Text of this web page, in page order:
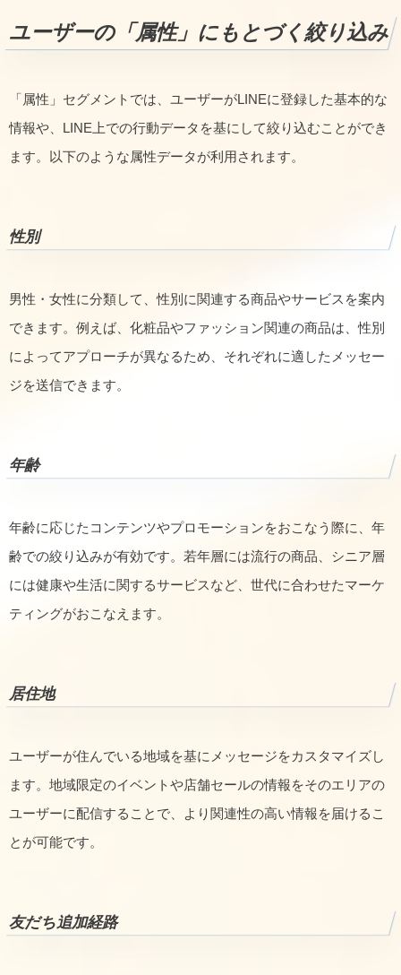
ユーザーの「属性」にもとづく絞り込み
「属性」セグメントでは、ユーザーがLINEに登録した基本的な
情報や、LINE上での行動データを基にして絞り込むことができ
ます。以下のような属性データが利用されます。
性別
男性・女性に分類して、性別に関連する商品やサービスを案内
できます。例えば、化粧品やファッション関連の商品は、性別
によってアプローチが異なるため、それぞれに適したメッセー
ジを送信できます。
年齢
年齢に応じたコンテンツやプロモーションをおこなう際に、年
齢での絞り込みが有効です。若年層には流行の商品、シニア層
には健康や生活に関するサービスなど、世代に合わせたマーケ
ティングがおこなえます。
居住地
ユーザーが住んでいる地域を基にメッセージをカスタマイズし
ます。地域限定のイベントや店舗セールの情報をそのエリアの
ユーザーに配信することで、より関連性の高い情報を届けるこ
とが可能です。
友だち追加経路